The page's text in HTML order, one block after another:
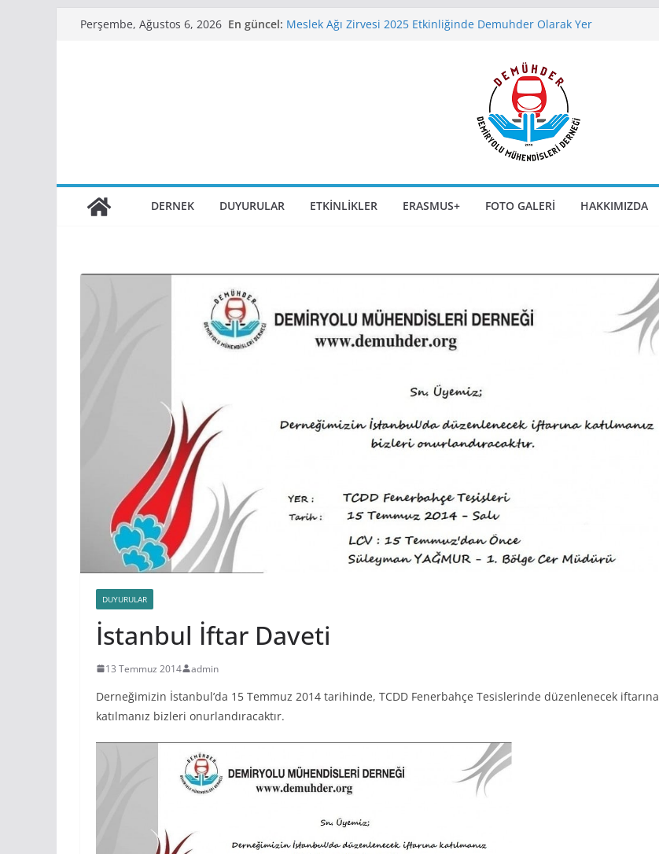
Perşembe, Ağustos 6, 2026 En güncel: Meslek Ağı Zirvesi 2025 Etkinliğinde Demuhder Olarak Yer
Sapienza University of Rome’da Yaz Kursu Duyurusu
11. Demiryolu Söyleşisi 9 Aralık 2025 Günü Saat 17:00’da
2. Raylı Sistemler Kongre ve Sergisi 6-7-8 Kasım 2025
Tarihlerinde Eskişehir`de Kapılarını Açıyor
DERNEK DUYURULAR ETKINLIKLER ERASMUS+ FOTO GALERI HAKKIMIZDA
DUYURULAR
İstanbul İftar Daveti
13 Temmuz 2014 admin
Derneğimizin İstanbul’da 15 Temmuz 2014 tarihinde, TCDD Fenerbahçe Tesislerinde düzenlenecek iftarına
katılmanız bizleri onurlandıracaktır.